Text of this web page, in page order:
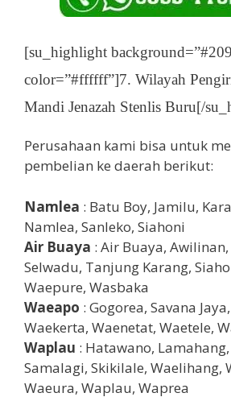
[su_highlight
color=”#ffffff”]7. Wilayah
Mandi Jenazah Stenlis Buru[/
Perusahaan kami bisa untuk
pembelian ke daerah berikut:
Namlea : Batu Boy, Jamilu,
Namlea, Sanleko, Siahoni
Air Buaya : Air Buaya,
Selwadu, Tanjung Karang,
Waepure, Wasbaka
Waeapo : Gogorea, Savana
Waekerta, Waenetat, Waetele,
Waplau : Hatawano,
Samalagi, Skikilale, Waelihang,
Waeura, Waplau, Waprea